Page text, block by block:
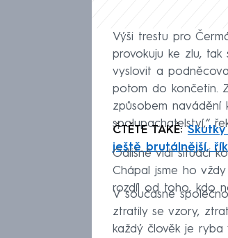
Výši trestu pro
provokuju ke zlu,
vyslovit a
potom do končetin.
způsobem navádění
spolupachatelství,“
ČTĚTE TAKÉ:
ještě brutálnější,
Odlišně vidí situaci
Chápal jsme ho
rozdíl od toho, kdo
V současné
ztratily se vzory,
každý člověk je